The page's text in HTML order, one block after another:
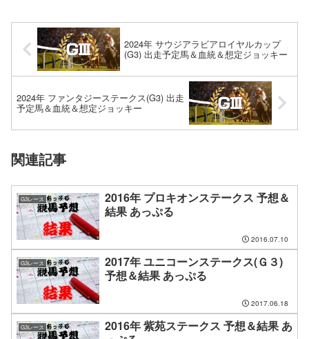
2024年 サウジアラビアロイヤルカップ
(G3) 出走予定馬＆血統＆想定ジョッキー
2024年 ファンタジーステークス(G3) 出走
予定馬＆血統＆想定ジョッキー
関連記事
G3レース
2016年 プロキオンステークス 予想＆
結果 あっぷる
2016.07.10
G3レース
2017年 ユニコーンステークス(Ｇ３)
予想＆結果 あっぷる
2017.06.18
G3レース
2016年 紫苑ステークス 予想＆結果 あ